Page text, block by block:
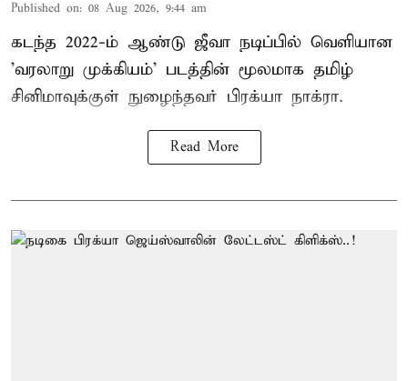
Published on: 08 Aug 2026, 9:44 am
கடந்த 2022-ம் ஆண்டு ஜீவா நடிப்பில் வெளியான
'வரலாறு முக்கியம்' படத்தின் மூலமாக தமிழ்
சினிமாவுக்குள் நுழைந்தவர் பிரக்யா நாக்ரா.
Read More